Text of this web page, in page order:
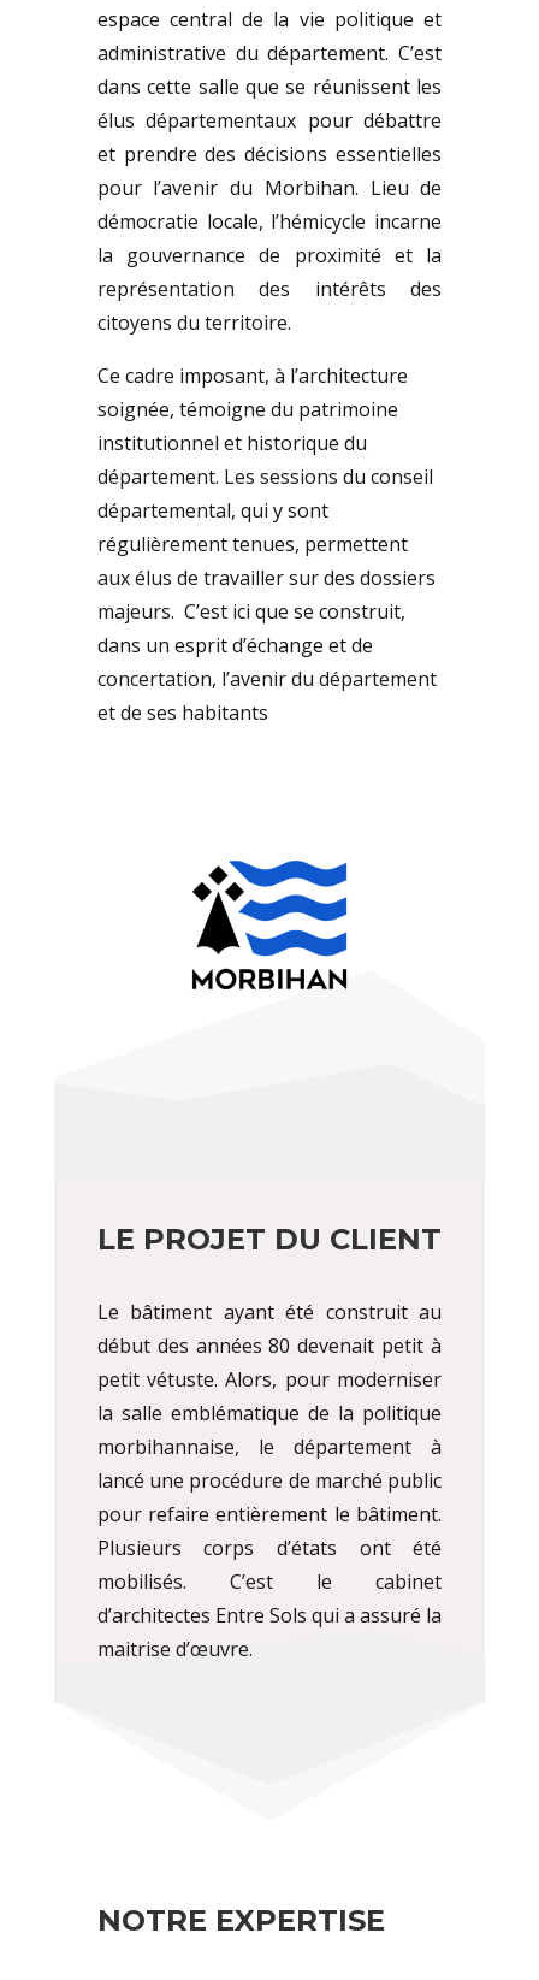
espace central de la vie politique et
administrative du département. C’est
dans cette salle que se réunissent les
élus départementaux pour débattre
et prendre des décisions essentielles
pour l’avenir du Morbihan. Lieu de
démocratie locale, l’hémicycle incarne
la gouvernance de proximité et la
représentation des intérêts des
citoyens du territoire.
Ce cadre imposant, à l’architecture
soignée, témoigne du patrimoine
institutionnel et historique du
département. Les sessions du conseil
départemental, qui y sont
régulièrement tenues, permettent
aux élus de travailler sur des dossiers
majeurs. C’est ici que se construit,
dans un esprit d’échange et de
concertation, l’avenir du département
et de ses habitants
LE PROJET DU CLIENT
Le bâtiment ayant été construit au
début des années 80 devenait petit à
petit vétuste. Alors, pour moderniser
la salle emblématique de la politique
morbihannaise, le département à
lancé une procédure de marché public
pour refaire entièrement le bâtiment.
Plusieurs corps d’états ont été
mobilisés. C’est le cabinet
d’architectes Entre Sols qui a assuré la
maitrise d’œuvre.
NOTRE EXPERTISE